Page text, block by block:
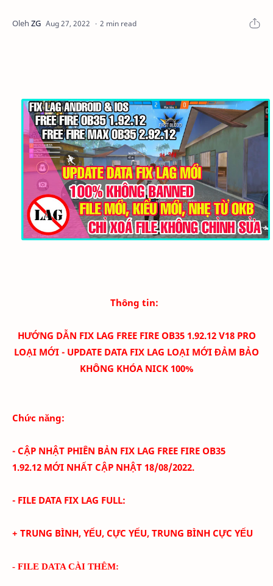
2 min read
Thông tin:
HƯỚNG DẪN FIX LAG FREE FIRE OB35 1.92.12 V18 PRO
LOẠI MỚI - UPDATE DATA FIX LAG LOẠI MỚI ĐẢM BẢO
KHÔNG KHÓA NICK 100%
Chức năng:
- CẬP NHẬT PHIÊN BẢN FIX LAG FREE FIRE OB35
1.92.12 MỚI NHẤT CẬP NHẬT 18/08/2022.
- FILE DATA FIX LAG FULL:
+ TRUNG BÌNH, YẾU, CỰC YẾU, TRUNG BÌNH CỰC YẾU
- FILE DATA CÀI THÊM: